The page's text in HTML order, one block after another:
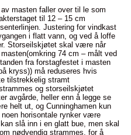
masten faller over til le som
til 12 – 15 cm
Justering for vindkast
i flatt vann, og ved å loffe
Storseilskjøtet skal være når
74 cm – målt ved
fra forstagfestet i masten
kryss)) må reduseres hvis
tilstrekkelig stramt
og storseilskjøtet
avgårde, heller enn å legge se
helt ut, og Cunninghamen kun
horisontale rynker være
slå inn i en glatt bue, men skal
nødvendig strammes, for å